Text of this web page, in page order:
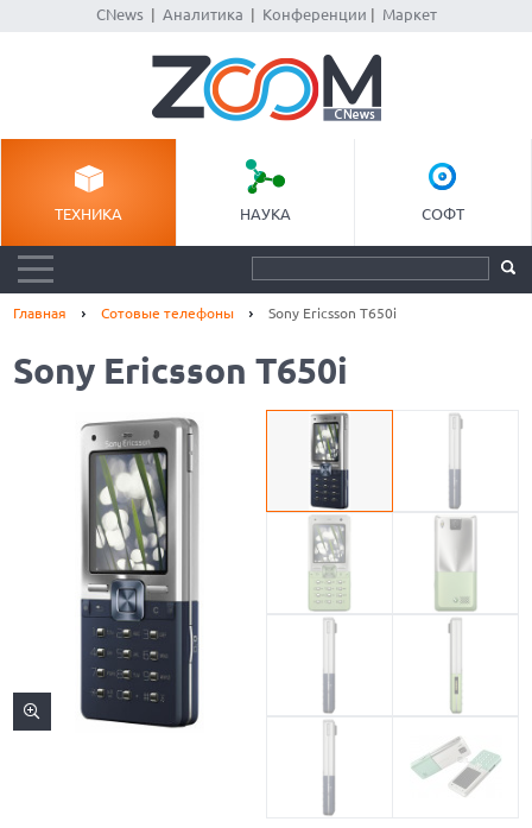
CNews| Аналитика Конференции Маркет
ТЕХНИКА НАУКА СОФТ
Главная Сотовые телефоны Sony Ericsson T650i
Sony Ericsson T650i